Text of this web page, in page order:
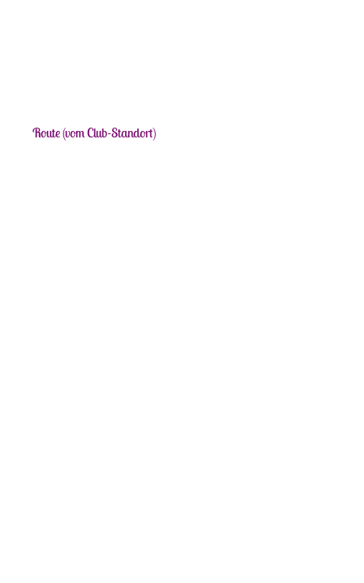
Route (vom Club-Standort)